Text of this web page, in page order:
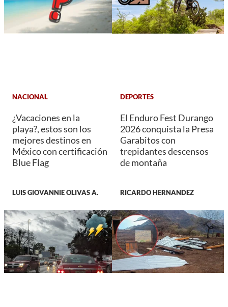
NACIONAL
¿Vacaciones en la
playa?, estos son los
mejores destinos en
México con certificación
Blue Flag
LUIS GIOVANNIE OLIVAS A.
DEPORTES
El Enduro Fest Durango
2026 conquista la Presa
Garabitos con
trepidantes descensos
de montaña
RICARDO HERNANDEZ